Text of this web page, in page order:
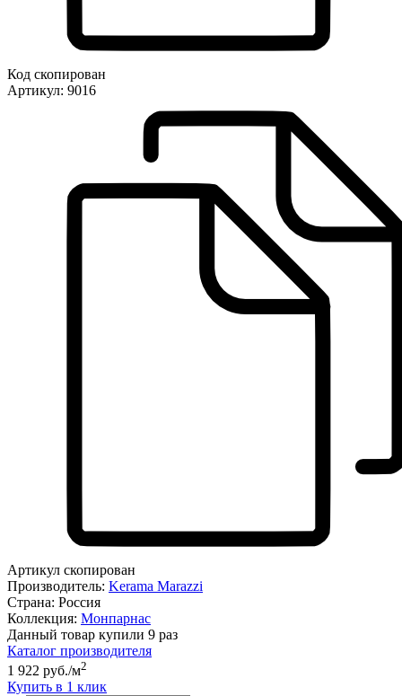
Код скопирован
Артикул: 9016
Артикул скопирован
Производитель: Kerama Marazzi
Страна: Россия
Коллекция: Монпарнас
Данный товар купили 9 раз
Каталог производителя
1 922 руб./м2
Купить в 1 клик